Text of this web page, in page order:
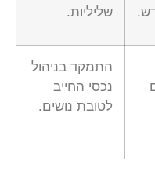
שליליות.
התמקד בניהול
נכסי החייב
לטובת נושים.